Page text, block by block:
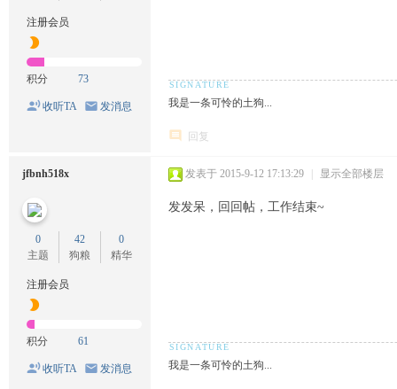
注册会员
积分 73
收听TA 发消息 我是一条可怜的土狗...
回复
jfbnh518x
0
主题
42
狗粮
0
精华
注册会员
积分 61
收听TA 发消息
发表于 2015-9-12 17:13:29 | 显示全部楼层
发发呆，回回帖，工作结束~
我是一条可怜的土狗...